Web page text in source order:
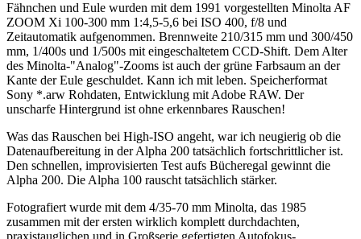
Fähnchen und Eule wurden mit dem 1991 vorgestellten Minolta AF
ZOOM Xi 100-300 mm 1:4,5-5,6 bei ISO 400, f/8 und
Zeitautomatik aufgenommen. Brennweite 210/315 mm und 300/450
mm, 1/400s und 1/500s mit eingeschaltetem CCD-Shift. Dem Alter
des Minolta-"Analog"-Zooms ist auch der grüne Farbsaum an der
Kante der Eule geschuldet. Kann ich mit leben. Speicherformat
Sony *.arw Rohdaten, Entwicklung mit Adobe RAW. Der
unscharfe Hintergrund ist ohne erkennbares Rauschen!
Was das Rauschen bei High-ISO angeht, war ich neugierig ob die
Datenaufbereitung in der Alpha 200 tatsächlich fortschrittlicher ist.
Den schnellen, improvisierten Test aufs Bücheregal gewinnt die
Alpha 200. Die Alpha 100 rauscht tatsächlich stärker.
Fotografiert wurde mit dem 4/35-70 mm Minolta, das 1985
zusammen mit der ersten wirklich komplett durchdachten,